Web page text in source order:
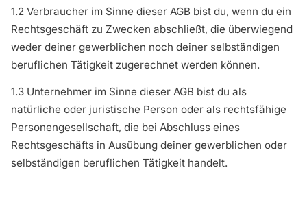
1.2 Verbraucher im Sinne dieser AGB bist du, wenn du ein
Rechtsgeschäft zu Zwecken abschließt, die überwiegend
weder deiner gewerblichen noch deiner selbständigen
beruflichen Tätigkeit zugerechnet werden können.
1.3 Unternehmer im Sinne dieser AGB bist du als
natürliche oder juristische Person oder als rechtsfähige
Personengesellschaft, die bei Abschluss eines
Rechtsgeschäfts in Ausübung deiner gewerblichen oder
selbständigen beruflichen Tätigkeit handelt.